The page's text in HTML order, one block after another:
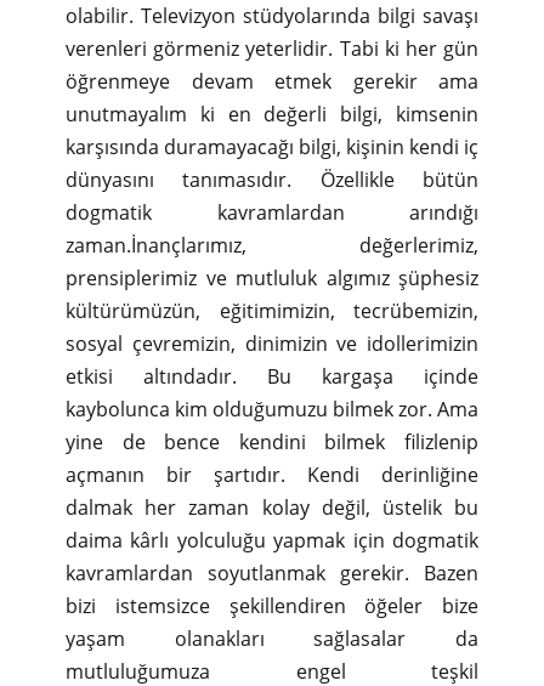
olabilir. Televizyon stüdyolarında bilgi savaşı
verenleri görmeniz yeterlidir. Tabi ki her gün
öğrenmeye devam etmek gerekir ama
unutmayalım ki en değerli bilgi, kimsenin
karşısında duramayacağı bilgi, kişinin kendi iç
dünyasını tanımasıdır. Özellikle bütün
dogmatik kavramlardan arındığı
zaman.İnançlarımız, değerlerimiz,
prensiplerimiz ve mutluluk algımız şüphesiz
kültürümüzün, eğitimimizin, tecrübemizin,
sosyal çevremizin, dinimizin ve idollerimizin
etkisi altındadır. Bu kargaşa içinde
kaybolunca kim olduğumuzu bilmek zor. Ama
yine de bence kendini bilmek filizlenip
açmanın bir şartıdır. Kendi derinliğine
dalmak her zaman kolay değil, üstelik bu
daima kârlı yolculuğu yapmak için dogmatik
kavramlardan soyutlanmak gerekir. Bazen
bizi istemsizce şekillendiren öğeler bize
yaşam olanakları sağlasalar da
mutluluğumuza engel teşkil